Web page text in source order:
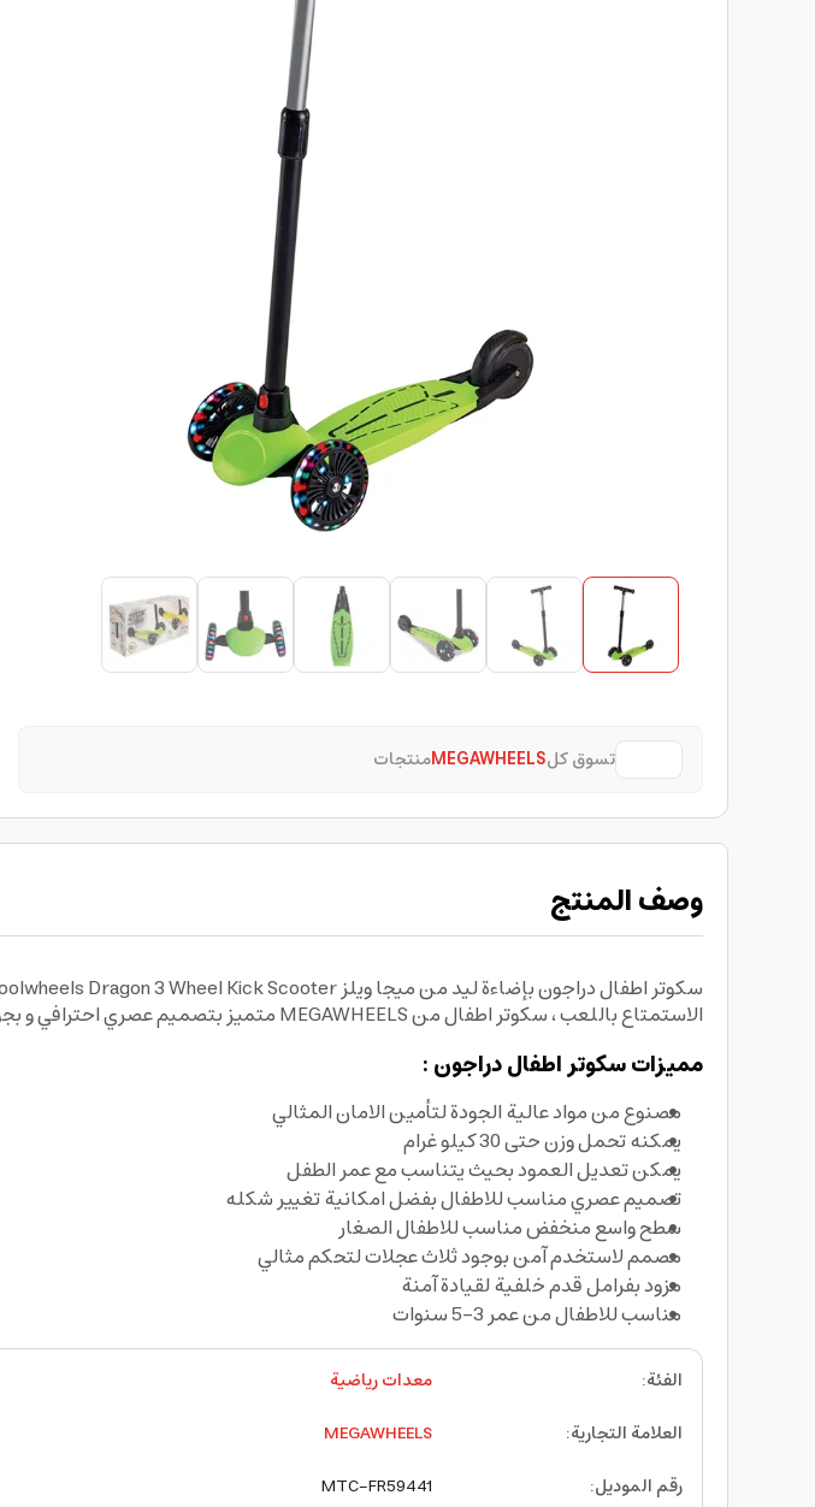
تسوق كلMEGAWHEELSمنتجات
وصف المنتج
الاستمتاع باللعب ، سكوتر اطفال من MEGAWHEELS متميز بتصميم عصري احترافي و بجودة عالية لتأمين الحماية والامان التام فهو مصنوع من مواد متينة عالية الجودة .
مميزات سكوتر اطفال دراجون :
مصنوع من مواد عالية الجودة لتأمين الامان المثالي
يمكنه تحمل وزن حتى 30 كيلو غرام
يمكن تعديل العمود بحيث يتناسب مع عمر الطفل
تصميم عصري مناسب للاطفال بفضل امكانية تغيير شكله
سطح واسع منخفض مناسب للاطفال الصغار
مصمم لاستخدم آمن بوجود ثلاث عجلات لتحكم مثالي
مزود بفرامل قدم خلفية لقيادة آمنة
مناسب للاطفال من عمر 3-5 سنوات
الفئة:
معدات رياضية
العلامة التجارية:
MEGAWHEELS
رقم الموديل:
MTC-FR59441